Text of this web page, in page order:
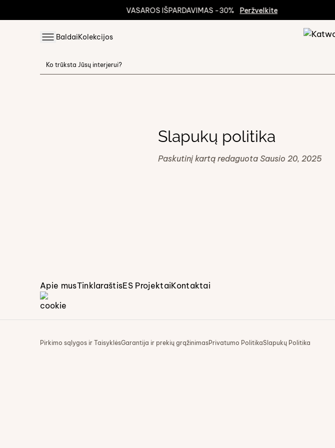
VASAROS IŠPARDAVIMAS -30% Peržvelkite
BaldaiKolekcijos
Slapukų politika
Paskutinį kartą redaguota Sausio 20, 2025
Apie musTinklaraštisES ProjektaiKontaktai
Pirkimo sąlygos ir TaisyklėsGarantija ir prekių grąžinimasPrivatumo PolitikaSlapukų Politika